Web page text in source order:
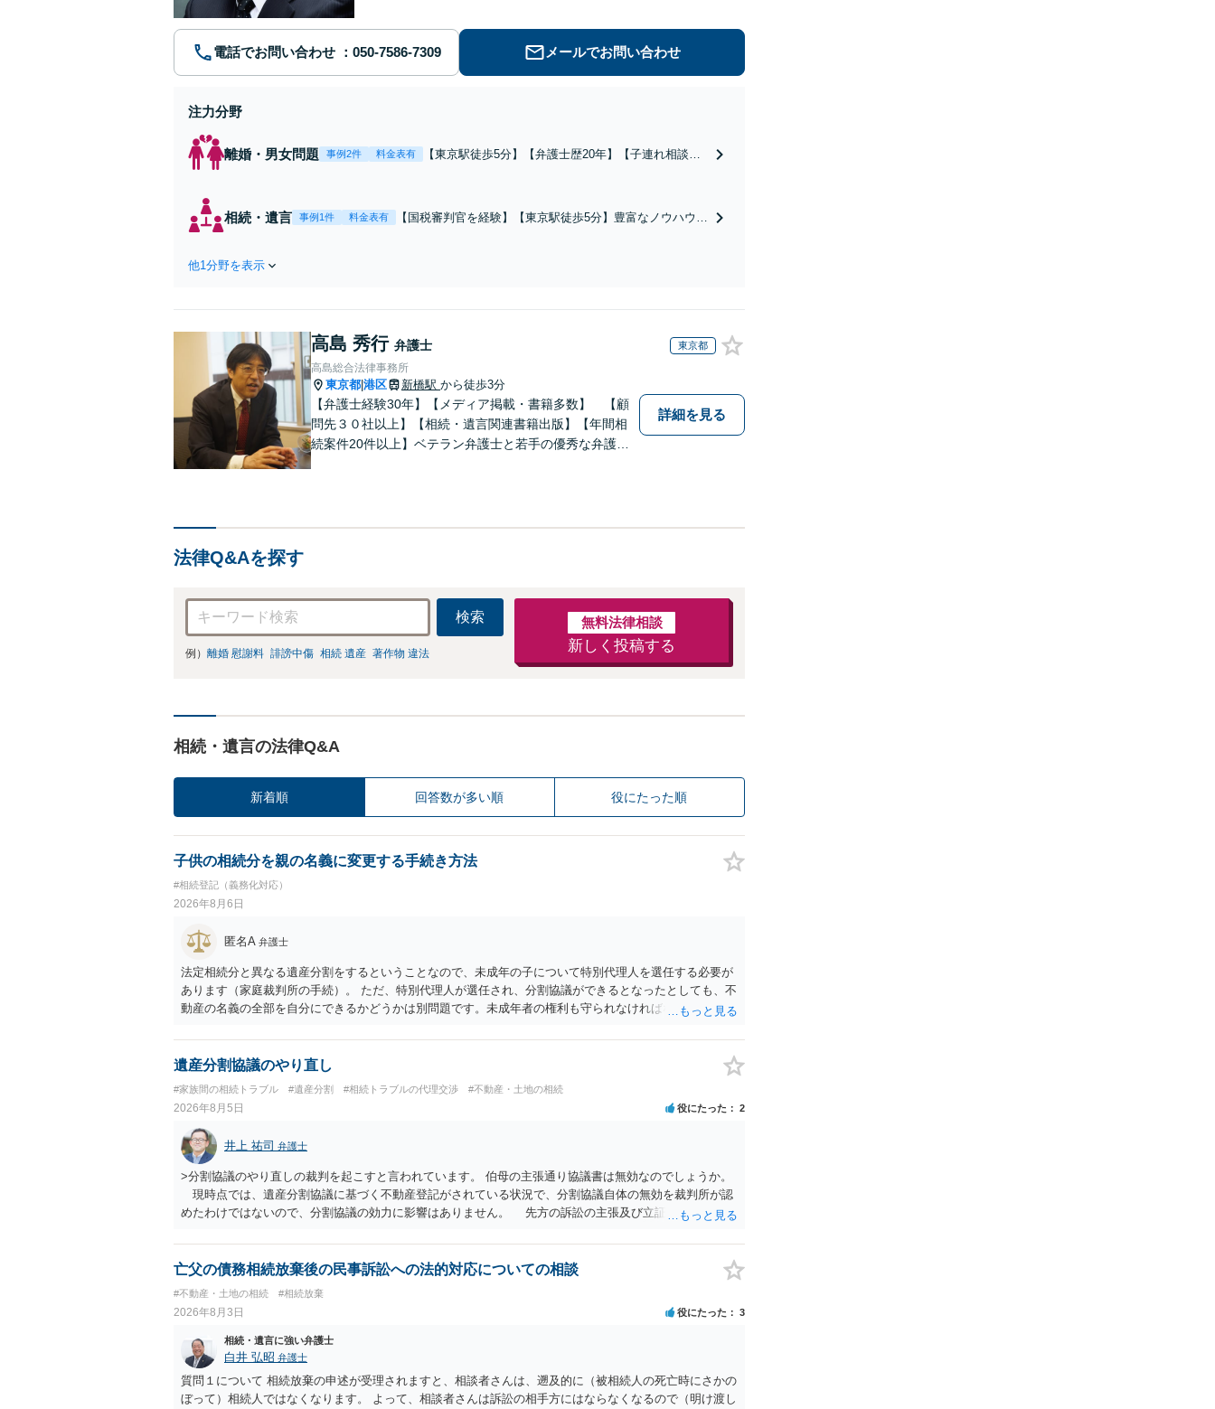
電話でお問い合わせ メールでお問い合わせ
注力分野
離婚・男女問題 事例2件 料金表有
【東京駅徒歩5分】【弁護士歴20年】【子連れ相談
ずにご相談ください【初回相談30分無料】
相続・遺言 事例1件 料金表有
【国税審判官を経験】【東京駅徒歩5分】豊富なノウハウと
他1分野を表示
高島 秀行 弁護士 東京都
高島総合法律事務所
東京都 港区 新橋駅 から徒歩3分
【弁護士経験30年】【メディア掲載・書籍多数】 【顧
問先３０社以上】【相続・遺言関連書籍出版】【年間相
続案件20件以上】ベテラン弁護士と若手の優秀な弁護士
詳細を見る
法律Q&Aを探す
検索
例） 離婚 慰謝料 誹謗中傷 相続 遺産 著作物 違法
無料法律相談
新しく投稿する
相続・遺言の法律Q&A
新着順 回答数が多い順 役にたった順
子供の相続分を親の名義に変更する手続き方法
#相続登記（義務化対応）
2026年8月6日
匿名A 弁護士
法定相続分と異なる遺産分割をするということなので、未成年の子について特別代理人を選任する必要が
あります（家庭裁判所の手続）。 ただ、特別代理人が選任され、分割協議ができるとなったとしても、不
動産の名義の全部を自分にできるかどうかは別問題です。未成年者の権利も守られなければならないから
未成年者を今後養育するのは、自分だからという理由では、法定相続分以上に多くの遺産を取得すること
ができるというわけではありません。
遺産分割協議のやり直し
#家族間の相続トラブル #遺産分割 #相続トラブルの代理交渉 #不動産・土地の相続
2026年8月5日 役にたった 2
井上 祐司 弁護士
>分割協議のやり直しの裁判を起こすと言われています。 伯母の主張通り協議書は無効なのでしょうか。
現時点では、遺産分割協議に基づく不動産登記がされている状況で、分割協議自体の無効を裁判所が認
めたわけではないので、分割協議の効力に影響はありません。 先方の訴訟の主張及び立証次第ですが、
りますが、 ・伯母様自身が分割協議に加わっていること ・御祖母様の意に反する遺産分割協議を行う実
益が誰にあったかの立証が困難であること からすると、実際に遺産分割協議の効力が否定される可能性は
亡父の債務相続放棄後の民事訴訟への法的対応についての相談
#不動産・土地の相続 #相続放棄
2026年8月3日 役にたった 3
相続・遺言に強い弁護士
白井 弘昭 弁護士
質問１について 相続放棄の申述が受理されますと、相談者さんは、遡及的に（被相続人の死亡時にさかの
ぼって）相続人ではなくなります。 よって、相談者さんは訴訟の相手方にはならなくなるので（明け渡し